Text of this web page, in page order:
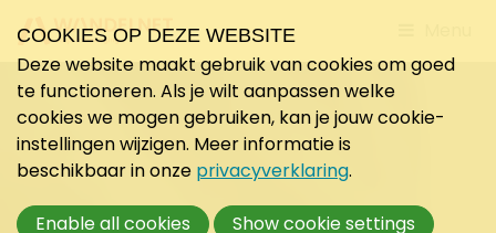
to
COOKIES OP DEZE WEBSITE
Deze website maakt gebruik van cookies om goed
te functioneren. Als je wilt aanpassen welke
cookies we mogen gebruiken, kan je jouw cookie-
instellingen wijzigen. Meer informatie is
beschikbaar in onze privacyverklaring.
Enable all cookies
Show cookie settings